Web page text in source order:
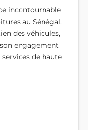
incontournable
au Sénégal.
des véhicules,
engagement
services de haute